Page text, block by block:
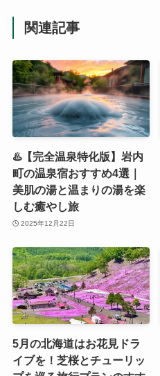
関連記事
♨️【完全温泉特化版】岩内
町の温泉宿おすすめ4選｜
美肌の湯と温まりの湯を楽
しむ癒やし旅
2025年12月22日
5月の北海道はお花見ドラ
イブを！芝桜とチューリッ